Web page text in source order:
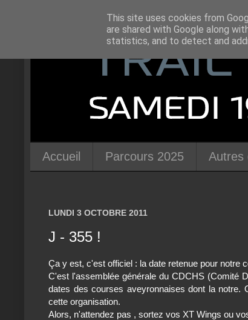
Accueil Parcours 2025 Autres
LUNDI 3 OCTOBRE 2011
J - 355 !
Ça y est, c'est officiel : la date retenue pour notre
C'est l'assemblée générale du CDCHS (Comité
dates des courses aveyronnaises dont la notre.
cette organisation.
Alors, n'attendez pas , sortez vos XT Wings ou
This site uses cookies from
are shared with Google along
statistics, and to detect and